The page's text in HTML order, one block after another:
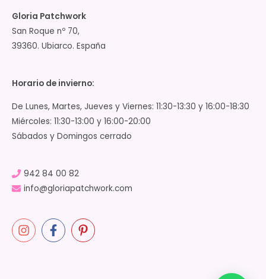
Gloria Patchwork
San Roque nº 70,
39360. Ubiarco. España
Horario de invierno:
De Lunes, Martes, Jueves y Viernes: 11:30-13:30 y 16:00-18:30
Miércoles: 11:30-13:00 y 16:00-20:00
Sábados y Domingos cerrado
942 84 00 82
info@gloriapatchwork.com